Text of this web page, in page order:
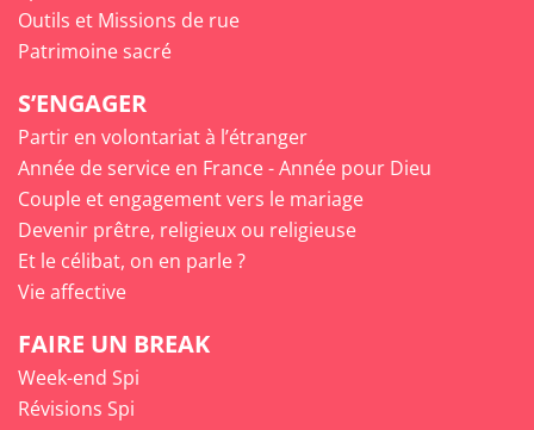
Outils et Missions de rue
Patrimoine sacré
S’ENGAGER
Partir en volontariat à l’étranger
Année de service en France - Année pour Dieu
Couple et engagement vers le mariage
Devenir prêtre, religieux ou religieuse
Et le célibat, on en parle ?
Vie affective
FAIRE UN BREAK
Week-end Spi
Révisions Spi